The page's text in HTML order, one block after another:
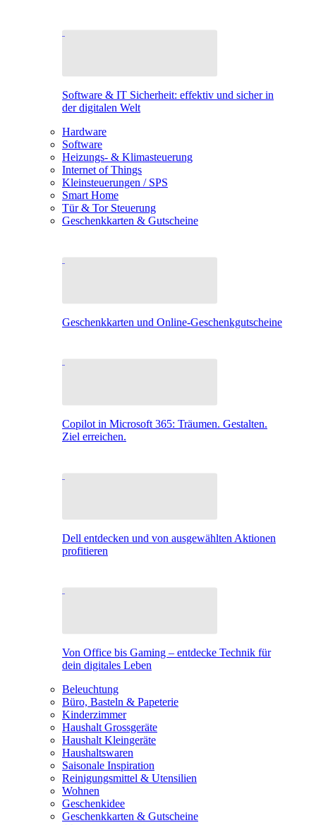
Software & IT Sicherheit: effektiv und sicher in
der digitalen Welt
Hardware
Software
Heizungs- & Klimasteuerung
Internet of Things
Kleinsteuerungen / SPS
Smart Home
Tür & Tor Steuerung
Geschenkkarten & Gutscheine
Geschenkkarten und Online-Geschenkgutscheine
Copilot in Microsoft 365: Träumen. Gestalten.
Ziel erreichen.
Dell entdecken und von ausgewählten Aktionen
profitieren
Von Office bis Gaming – entdecke Technik für
dein digitales Leben
Beleuchtung
Büro, Basteln & Papeterie
Kinderzimmer
Haushalt Grossgeräte
Haushalt Kleingeräte
Haushaltswaren
Saisonale Inspiration
Reinigungsmittel & Utensilien
Wohnen
Geschenkidee
Geschenkkarten & Gutscheine